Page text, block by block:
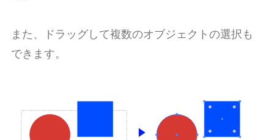
また、ドラッグして複数のオブジェクトの選択も
できます。